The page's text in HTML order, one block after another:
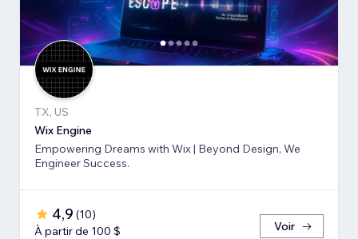
TX, US
Wix Engine
Empowering Dreams with Wix | Beyond Design, We
Engineer Success.
4,9 (10)
À partir de 100 $
Voir